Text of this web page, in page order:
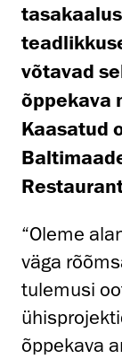
võtavad
õppekava
Kaasatud
“Oleme
väga
tulemusi
õppekava